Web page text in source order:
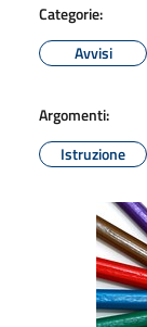
Categorie:
Avvisi
Argomenti:
Istruzione